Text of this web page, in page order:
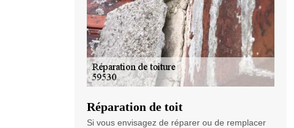
Réparation de toit
Si vous envisagez de réparer ou de remplacer